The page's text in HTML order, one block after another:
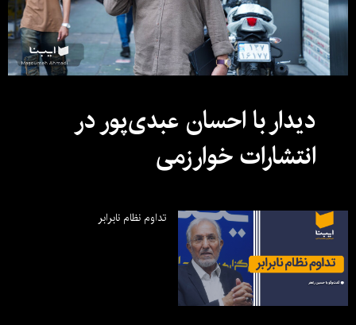
دیدار با احسان عبدی‌پور در
انتشارات خوارزمی
تداوم نظام نابرابر